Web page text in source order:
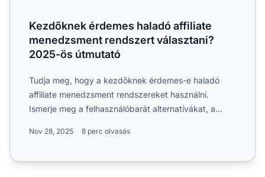
Kezdőknek érdemes haladó affiliate
menedzsment rendszert választani?
2025-ös útmutató
Tudja meg, hogy a kezdőknek érdemes-e haladó
affiliate menedzsment rendszereket használni.
Ismerje meg a felhasználóbarát alternatívákat, a
Nov 28, 2025 8 perc olvasás